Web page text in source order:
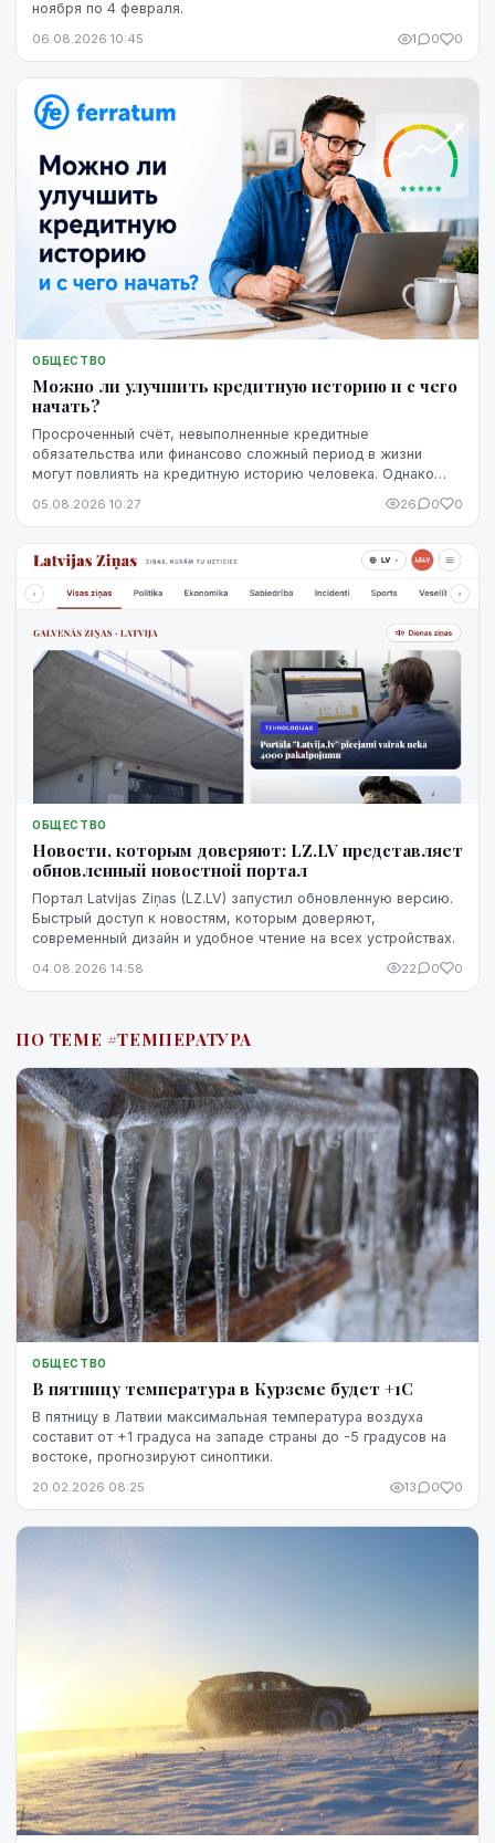
ноября по 4 февраля.
06.08.2026 10:45 1 0 0
ОБЩЕСТВО
Можно ли улучшить кредитную историю и с чего
начать?
Просроченный счёт, невыполненные кредитные
обязательства или финансово сложный период в жизни
могут повлиять на кредитную историю человека. Однако
невозможно изменить. Кредитную историю можно
регулярное выполнение обязательств и продуманные
действия.
05.08.2026 10:27 26 0 0
ОБЩЕСТВО
Новости, которым доверяют: LZ.LV представляет
обновленный новостной портал
Портал Latvijas Ziņas (LZ.LV) запустил обновленную версию.
Быстрый доступ к новостям, которым доверяют,
современный дизайн и удобное чтение на всех устройствах.
04.08.2026 14:58 22 0 0
ПО ТЕМЕ #ТЕМПЕРАТУРА
ОБЩЕСТВО
В пятницу температура в Курземе будет +1С
В пятницу в Латвии максимальная температура воздуха
составит от +1 градуса на западе страны до -5 градусов на
востоке, прогнозируют синоптики.
20.02.2026 08:25 13 0 0